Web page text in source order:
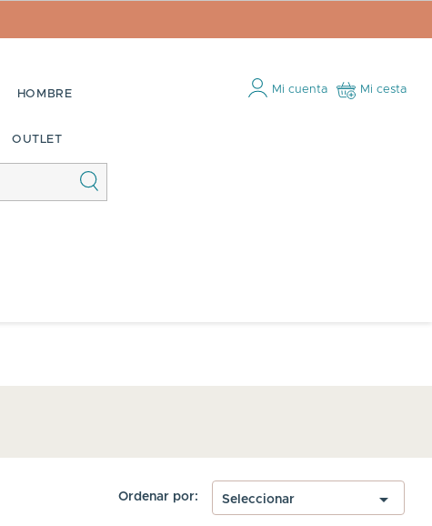
HOMBRE
OUTLET
Mi cuenta Mi cesta
Ordenar por: Seleccionar 